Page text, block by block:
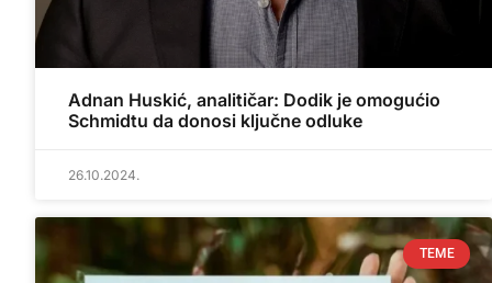
Adnan Huskić, analitičar: Dodik je omogućio
Schmidtu da donosi ključne odluke
26.10.2024.
TEME